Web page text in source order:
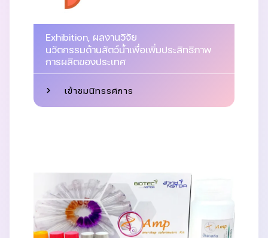
Exhibition, ผลงานวิจัย
นวัตกรรมด้านสัตว์น้ำเพื่อเพิ่มประสิทธิภาพ
การผลิตของประเทศ
เข้าชมนิทรรศการ